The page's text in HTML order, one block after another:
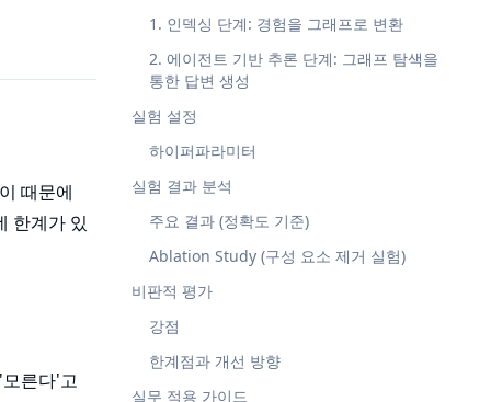
때문에
한계가 있
른다'고
1. 인덱싱 단계: 경험을 그래프로 변환
2. 에이전트 기반 추론 단계: 그래프 탐색을
통한 답변 생성
실험 설정
하이퍼파라미터
실험 결과 분석
주요 결과 (정확도 기준)
Ablation Study (구성 요소 제거 실험)
비판적 평가
강점
한계점과 개선 방향
실무 적용 가이드